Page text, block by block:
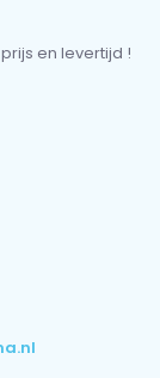
en levertijd !